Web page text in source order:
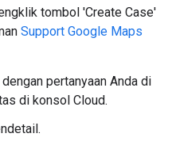
tombol 'Create Case'
Support Google Maps
pertanyaan Anda di
di konsol Cloud.